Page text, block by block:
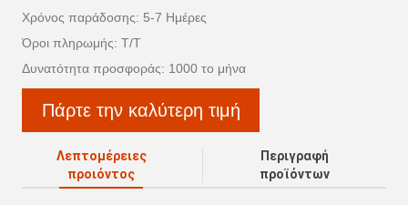
Χρόνος παράδοσης: 5-7 Ημέρες
Όροι πληρωμής: T/T
Δυνατότητα προσφοράς: 1000 το μήνα
Πάρτε την καλύτερη τιμή
Λεπτομέρειες
προιόντος
Περιγραφή
προϊόντων